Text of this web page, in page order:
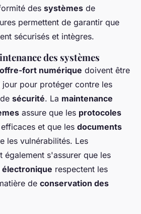
des systèmes de
permettent de garantir que
sécurisés et intègres.
des systèmes
fort numérique doivent être
jour pour protéger contre les
sécurité. La maintenance
assure que les protocoles
et que les documents
les vulnérabilités. Les
également s'assurer que les
respectent les
de conservation des